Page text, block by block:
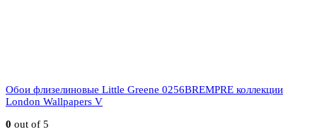
Обои флизелиновые Little Greene 0256BREMPRE коллекции
London Wallpapers V
0 out of 5